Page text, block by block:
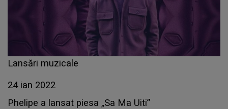
Lansări muzicale
24 ian 2022
Phelipe a lansat piesa „Sa Ma Uiti”